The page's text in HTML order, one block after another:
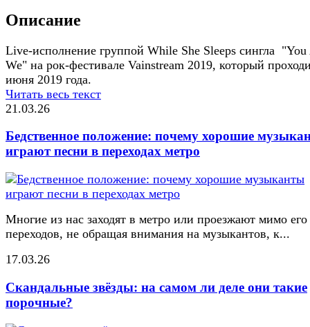
Описание
Live-исполнение группой While She Sleeps сингла "You
We" на рок-фестивале Vainstream 2019, который
июня 2019 года.
Читать весь текст
21.03.26
Бедственное положение: почему хорошие
играют песни в переходах метро
Многие из нас заходят в метро или проезжают мимо его
переходов, не обращая внимания на музыкантов, к...
17.03.26
Скандальные звёзды: на самом ли деле они такие
порочные?